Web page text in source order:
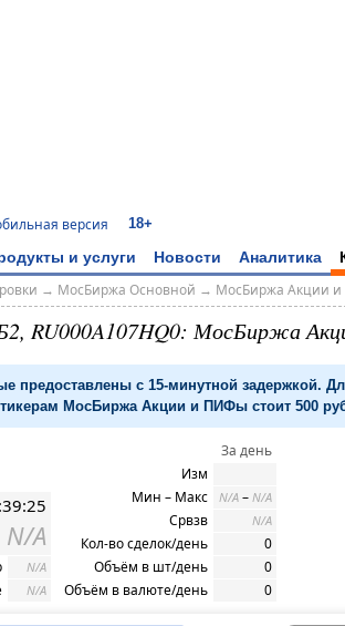
версия 18+
и услуги Новости Аналитика
→ МосБиржа Основной → МосБиржа Акции
RU000A107HQ0: МосБиржа
предоставлены с 15-минутной задержкой.
МосБиржа Акции и ПИФы стоит 500
N/A
N/A
N/A
За день
Изм
Мин – Макс
N/A – N/A
Срвзв N/A
Кол-во сделок/день
0
Объём в шт/день
0
Объём в валюте/день
0